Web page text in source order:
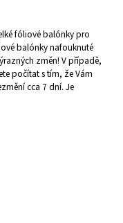
fóliové balónky pro
balónky nafouknuté
změn! V případě,
počítat s tím, že Vám
cca 7 dní. Je